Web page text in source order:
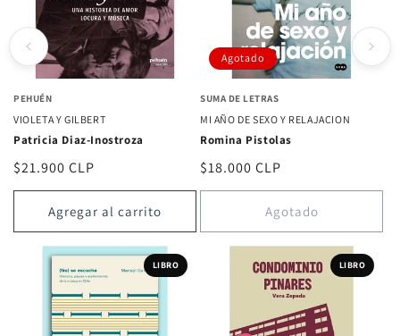
PEHUÉN
VIOLETA Y GILBERT
Patricia Diaz-Inostroza
Precio
habitual
$21.900 CLP
Agregar al carrito
Agotado
SUMA DE LETRAS
MI AÑO DE SEXO Y RELAJACION
Romina Pistolas
Precio
habitual
$18.000 CLP
Agotado
LIBRO LIBRO